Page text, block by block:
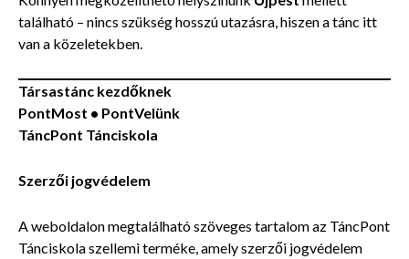
található – nincs szükség hosszú utazásra, hiszen a tánc itt
van a közeletekben.
Társastánc kezdőknek
PontMost • PontVelünk
TáncPont Tánciskola
Szerzői jogvédelem
A weboldalon megtalálható szöveges tartalom az TáncPont
Tánciskola szellemi terméke, amely szerzői jogvédelem